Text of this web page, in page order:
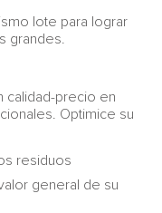
lote para lograr
grandes.
calidad-precio en
Optimice su
residuos
general de su